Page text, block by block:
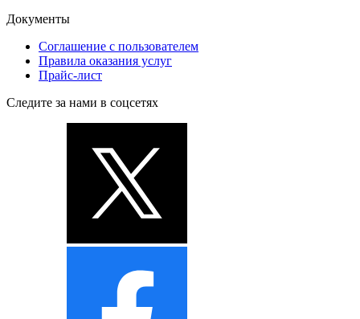
Документы
Соглашение с пользователем
Правила оказания услуг
Прайс-лист
Следите за нами в соцсетях